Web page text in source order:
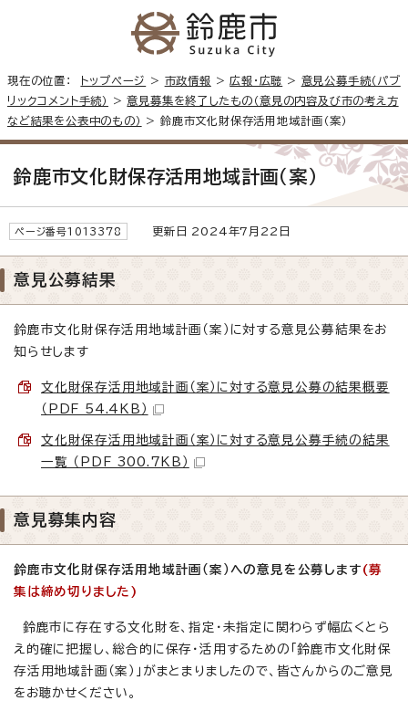
現在の位置： トップページ > 市政情報 >広報・広聴 > 意見公募手続（パブ
リックコメント手続）
>意見募集を終了したもの（意見の内容及び市の考え方
など結果を公表中のもの）
> 鈴鹿市文化財保存活用地域計画（案）
鈴鹿市文化財保存活用地域計画（案）
ページ番号1013378 更新日 2024年7月22日
意見公募結果
鈴鹿市文化財保存活用地域計画（案）に対する意見公募結果をお
知らせします
文化財保存活用地域計画（案）に対する意見公募の結果概要
（PDF 54.4KB）
文化財保存活用地域計画（案）に対する意見公募手続の結果
一覧 （PDF 300.7KB）
意見募集内容
鈴鹿市文化財保存活用地域計画（案）への意見を公募します (募
集は締め切りました)
鈴鹿市に存在する文化財を、指定・未指定に関わらず幅広くとら
え的確に把握し、総合的に保存・活用するための「鈴鹿市文化財保
存活用地域計画（案）」がまとまりましたので、皆さんからのご意見
をお聴かせください。